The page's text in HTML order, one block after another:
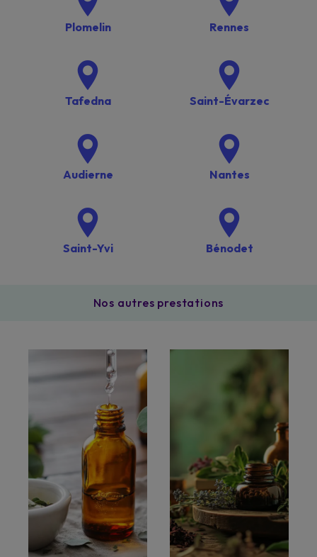
Plomelin Rennes
Tafedna Saint-Évarzec
Audierne Nantes
Saint-Yvi Bénodet
Nos autres prestations